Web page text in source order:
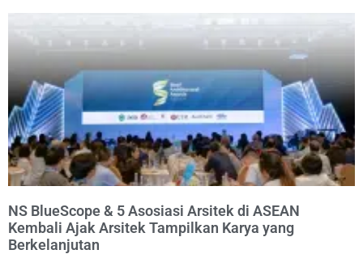
NS BlueScope & 5 Asosiasi Arsitek di ASEAN
Kembali Ajak Arsitek Tampilkan Karya yang
Berkelanjutan